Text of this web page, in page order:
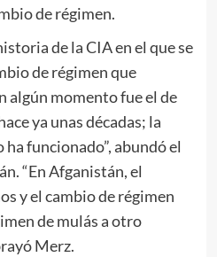
de régimen.
de la CIA en el que se
de régimen que
algún momento fue el de
ya unas décadas; la
ha funcionado”, abundó el
“En Afganistán, el
y el cambio de régimen
de mulás a otro
Merz.